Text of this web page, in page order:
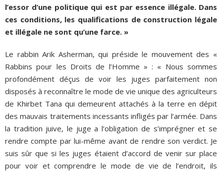
l’essor d’une politique qui est par essence illégale. Dans
ces conditions, les qualifications de construction légale
et illégale ne sont qu’une farce. »
Le rabbin Arik Asherman, qui préside le mouvement des «
Rabbins pour les Droits de l’Homme » : « Nous sommes
profondément déçus de voir les juges parfaitement non
disposés à reconnaître le mode de vie unique des agriculteurs
de Khirbet Tana qui demeurent attachés à la terre en dépit
des mauvais traitements incessants infligés par l’armée. Dans
la tradition juive, le juge a l’obligation de s’imprégner et se
rendre compte par lui-même avant de rendre son verdict. Je
suis sûr que si les juges étaient d’accord de venir sur place
pour voir et comprendre le mode de vie de l’endroit, ils